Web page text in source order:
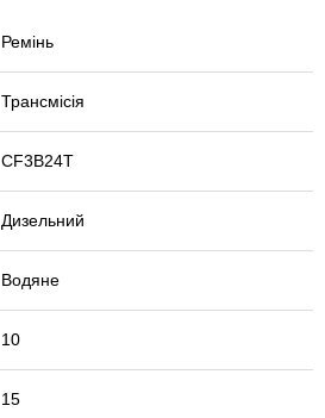
Ремінь
Трансмісія
СF3B24T
Дизельний
Водяне
10
15